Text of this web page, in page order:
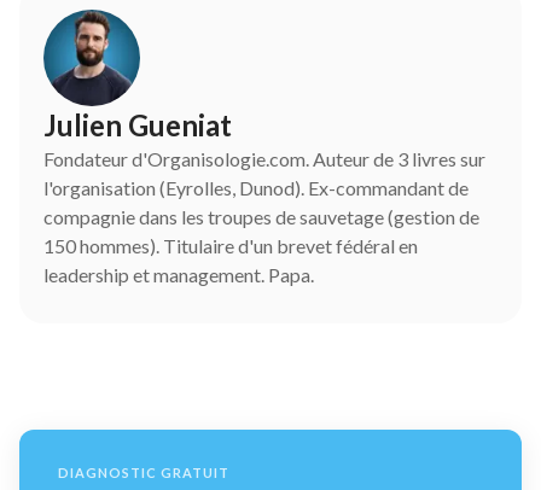
Julien Gueniat
Fondateur d'Organisologie.com. Auteur de 3 livres sur
l'organisation (Eyrolles, Dunod). Ex-commandant de
compagnie dans les troupes de sauvetage (gestion de
150 hommes). Titulaire d'un brevet fédéral en
leadership et management. Papa.
DIAGNOSTIC GRATUIT